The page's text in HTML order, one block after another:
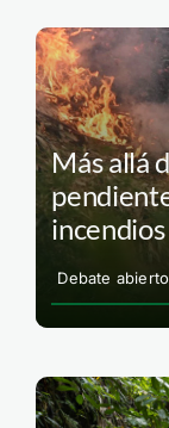
Más allá
Debate abierto